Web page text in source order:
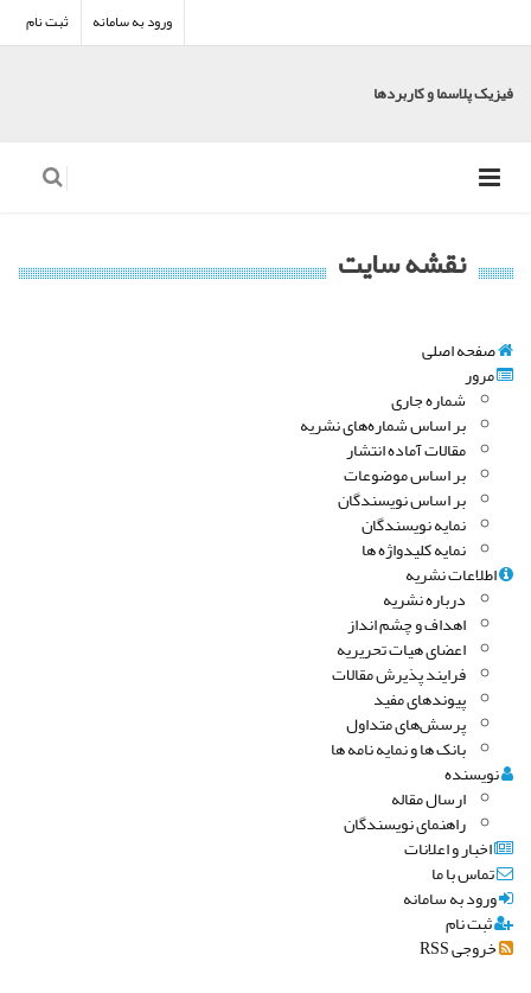
ورود به سامانه ثبت نام
فیزیک پلاسما و کاربردها
نقشه سایت
صفحه اصلی
مرور
شماره جاری
بر اساس شماره‌های نشریه
مقالات آماده انتشار
بر اساس موضوعات
بر اساس نویسندگان
نمایه نویسندگان
نمایه کلیدواژه ها
اطلاعات نشریه
درباره نشریه
اهداف و چشم انداز
اعضای هیات تحریریه
فرایند پذیرش مقالات
پیوندهای مفید
پرسش‌های متداول
بانک ها و نمایه نامه ها
نویسنده
ارسال مقاله
راهنمای نویسندگان
اخبار و اعلانات
تماس با ما
ورود به سامانه
ثبت نام
خروجی RSS